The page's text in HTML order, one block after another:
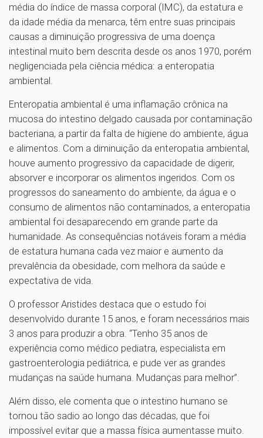
média do índice de massa corporal (IMC), da estatura e
da idade média da menarca, têm entre suas principais
causas a diminuição progressiva de uma doença
intestinal muito bem descrita desde os anos 1970, porém
negligenciada pela ciência médica: a enteropatia
ambiental.
Enteropatia ambiental é uma inflamação crônica na
mucosa do intestino delgado causada por contaminação
bacteriana, a partir da falta de higiene do ambiente, água
e alimentos. Com a diminuição da enteropatia ambiental,
houve aumento progressivo da capacidade de digerir,
absorver e incorporar os alimentos ingeridos. Com os
progressos do saneamento do ambiente, da água e o
consumo de alimentos não contaminados, a enteropatia
ambiental foi desaparecendo em grande parte da
humanidade. As consequências notáveis foram a média
de estatura humana cada vez maior e aumento da
prevalência da obesidade, com melhora da saúde e
expectativa de vida.
O professor Aristides destaca que o estudo foi
desenvolvido durante 15 anos, e foram necessários mais
3 anos para produzir a obra. “Tenho 35 anos de
experiência como médico pediatra, especialista em
gastroenterologia pediátrica, e pude ver as grandes
mudanças na saúde humana. Mudanças para melhor”.
Além disso, ele comenta que o intestino humano se
tornou tão sadio ao longo das décadas, que foi
impossível evitar que a massa física aumentasse muito.